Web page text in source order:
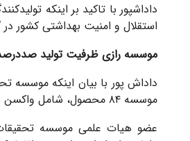
داداشپور با تاکید بر اینکه
استقلال و امنیت بهداشتی کشور
موسسه رازی ظرفیت تولید
موسسه ۸۴ محصول، شامل واکسن های انسانی، دام، طیور و برخی فرآورده های بیولوژیک تولید می کند.
عضو هیات علمی موسسه